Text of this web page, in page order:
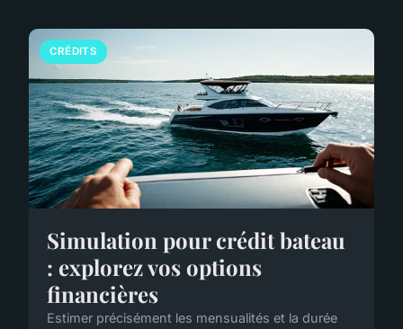
CRÉDITS
Simulation pour crédit bateau
: explorez vos options
financières
Estimer précisément les mensualités et la durée